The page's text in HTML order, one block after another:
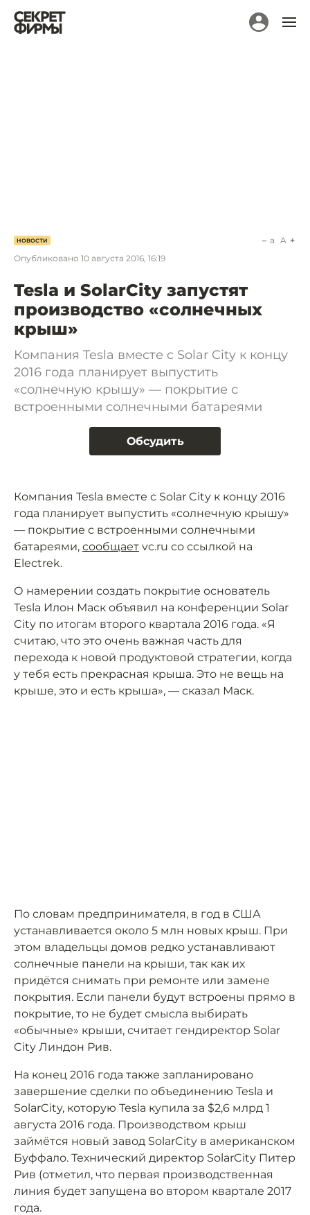
НОВОСТИ
Опубликовано 10 августа 2016, 16:19
a A
Tesla и SolarCity запустят
производство «солнечных
крыш»
Компания Tesla вместе c Solar City к концу
2016 года планирует выпустить
«солнечную крышу» — покрытие с
встроенными солнечными батареями
Обсудить
Компания Tesla вместе c Solar City к концу 2016
года планирует выпустить «солнечную крышу»
— покрытие с встроенными солнечными
батареями, сообщает vc.ru со ссылкой на
Electrek.
О намерении создать покрытие основатель
Tesla Илон Маск объявил на конференции Solar
City по итогам второго квартала 2016 года. «Я
считаю, что это очень важная часть для
перехода к новой продуктовой стратегии, когда
у тебя есть прекрасная крыша. Это не вещь на
крыше, это и есть крыша», — сказал Маск.
По словам предпринимателя, в год в США
устанавливается около 5 млн новых крыш. При
этом владельцы домов редко устанавливают
солнечные панели на крыши, так как их
придётся снимать при ремонте или замене
покрытия. Если панели будут встроены прямо в
покрытие, то не будет смысла выбирать
«обычные» крыши, считает гендиректор Solar
City Линдон Рив.
На конец 2016 года также запланировано
завершение сделки по объединению Tesla и
SolarCity, которую Tesla купила за $2,6 млрд 1
августа 2016 года. Производством крыш
займётся новый завод SolarCity в американском
Буффало. Технический директор SolarCity Питер
Рив (отметил, что первая производственная
линия будет запущена во втором квартале 2017
года.